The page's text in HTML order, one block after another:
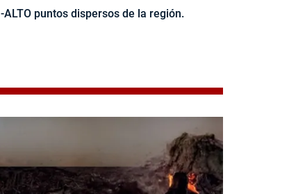
-ALTO puntos dispersos de la región.